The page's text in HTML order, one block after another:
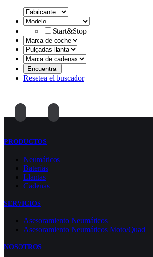
Start&Stop
Resetea el buscador
PRODUCTOS
Neumáticos
Baterías
Llantas
Cadenas
SERVICIOS
Asesoramiento Neumáticos
Asesoramiento Neumáticos Moto/Quad
NOSOTROS